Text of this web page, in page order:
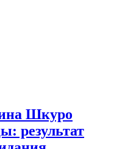
Шкуро
результат